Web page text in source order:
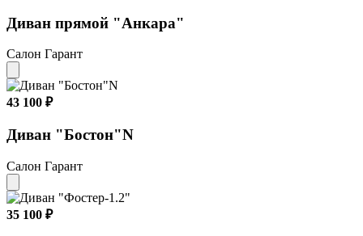
Диван прямой "Анкара"
Салон Гарант
43 100 ₽
Диван "Бостон"N
Салон Гарант
35 100 ₽